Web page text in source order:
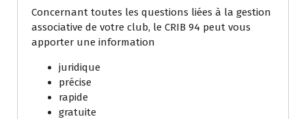
Concernant toutes les questions liées à la gestion
associative de votre club, le CRIB 94 peut vous
apporter une information
juridique
précise
rapide
gratuite